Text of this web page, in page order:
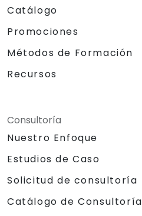
Catálogo
Promociones
Métodos de Formación
Recursos
Consultoría
Nuestro Enfoque
Estudios de Caso
Solicitud de consultoría
Catálogo de Consultoría